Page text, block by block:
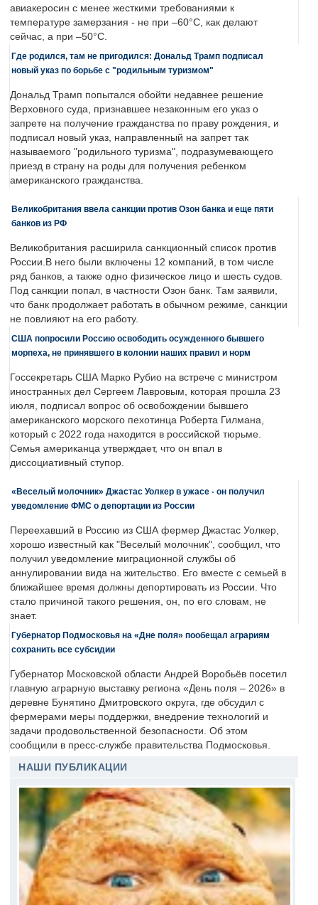
авиакеросин с менее жесткими требованиями к
температуре замерзания - не при –60°C, как делают
сейчас, а при –50°C.
Где родился, там не пригодился: Дональд Трамп подписал
новый указ по борьбе с "родильным туризмом"
Дональд Трамп попытался обойти недавнее решение
Верховного суда, признавшее незаконным его указ о
запрете на получение гражданства по праву рождения, и
подписал новый указ, направленный на запрет так
называемого "родильного туризма", подразумевающего
приезд в страну на роды для получения ребенком
американского гражданства.
Великобритания ввела санкции против Озон банка и еще пяти
банков из РФ
Великобритания расширила санкционный список против
России.В него были включены 12 компаний, в том числе
ряд банков, а также одно физическое лицо и шесть судов.
Под санкции попал, в частности Озон банк. Там заявили,
что банк продолжает работать в обычном режиме, санкции
не повлияют на его работу.
США попросили Россию освободить осужденного бывшего
морпеха, не принявшего в колонии наших правил и норм
Госсекретарь США Марко Рубио на встрече с министром
иностранных дел Сергеем Лавровым, которая прошла 23
июля, подписал вопрос об освобождении бывшего
американского морского пехотинца Роберта Гилмана,
который с 2022 года находится в российской тюрьме.
Семья американца утверждает, что он впал в
диссоциативный ступор.
«Веселый молочник» Джастас Уолкер в ужасе - он получил
уведомление ФМС о депортации из России
Переехавший в Россию из США фермер Джастас Уолкер,
хорошо известный как "Веселый молочник", сообщил, что
получил уведомление миграционной службы об
аннулировании вида на жительство. Его вместе с семьей в
ближайшее время должны депортировать из России. Что
стало причиной такого решения, он, по его словам, не
знает.
Губернатор Подмосковья на «Дне поля» пообещал аграриям
сохранить все субсидии
Губернатор Московской области Андрей Воробьёв посетил
главную аграрную выставку региона «День поля – 2026» в
деревне Бунятино Дмитровского округа, где обсудил с
фермерами меры поддержки, внедрение технологий и
задачи продовольственной безопасности. Об этом
сообщили в пресс-службе правительства Подмосковья.
НАШИ ПУБЛИКАЦИИ